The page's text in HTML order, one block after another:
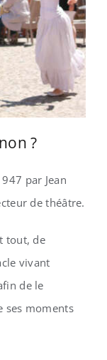
?
par Jean
de théâtre.
tout, de
vivant
de le
ses moments